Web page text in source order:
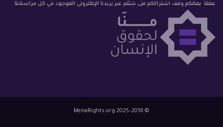
عملنا. يمكنكم وقف اشتراككم متى شئتم عبر بريدنا الإلكتروني الموجود في كل مراسلاتنا.
© 2018–2025 MenaRights.org